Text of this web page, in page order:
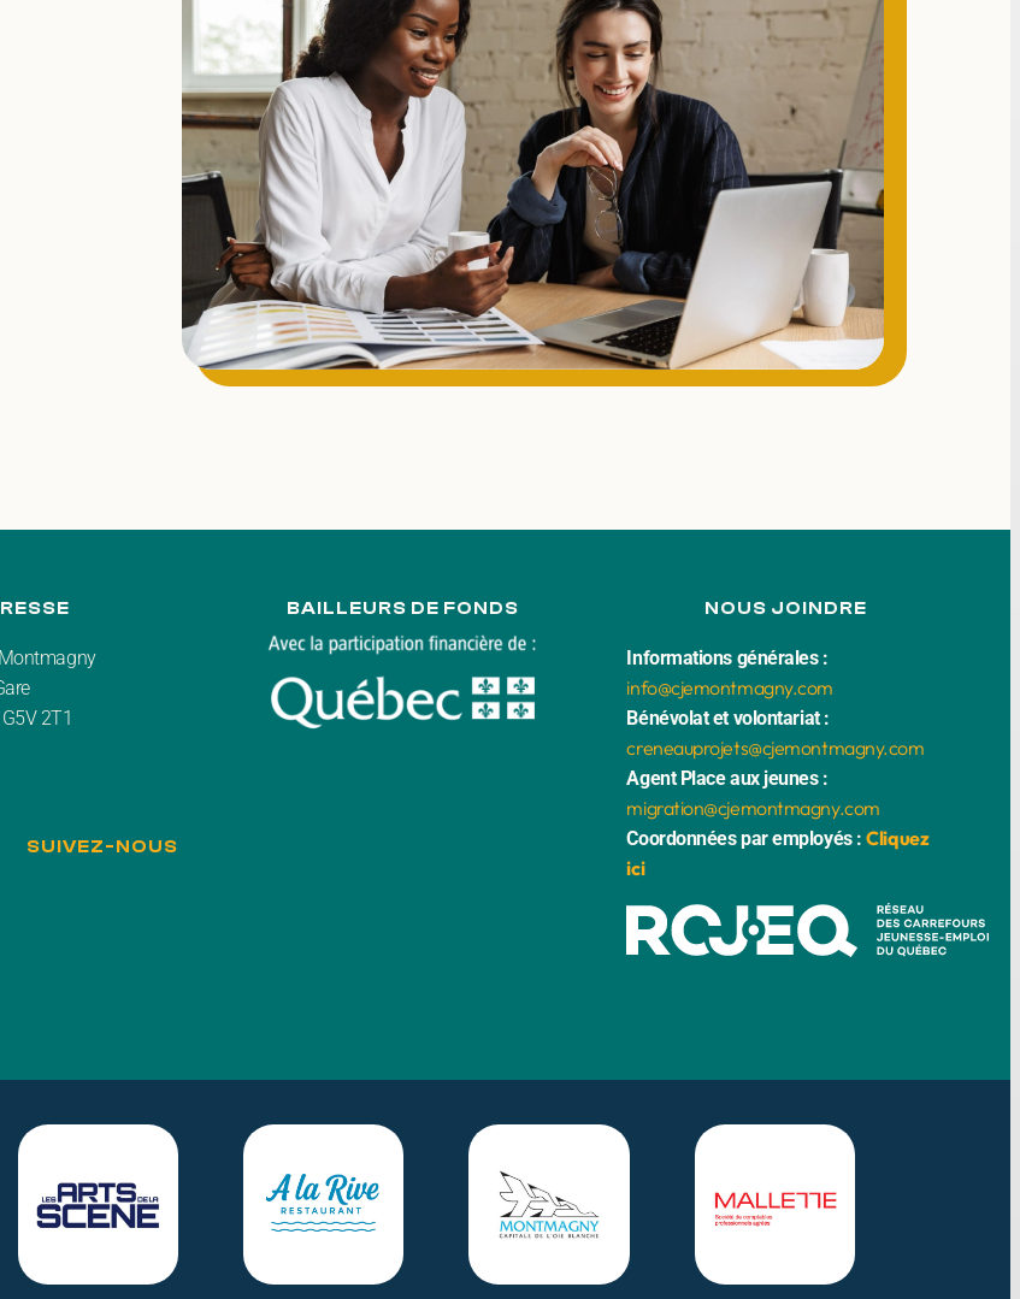
2T1
SUIVEZ-NOUS
BAILLEURS DE FONDS
Informations générales :
info@cjemontmagny.com
Bénévolat et volontariat :
creneauprojets@cjemontmagny.com
Agent Place aux jeunes :
migration@cjemontmagny.com
Coordonnées par employés : Cliquez
ici
NOUS JOINDRE